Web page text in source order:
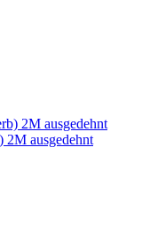
2M ausgedehnt